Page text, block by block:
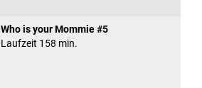
Who is your Mommie #5
Laufzeit 158 min.